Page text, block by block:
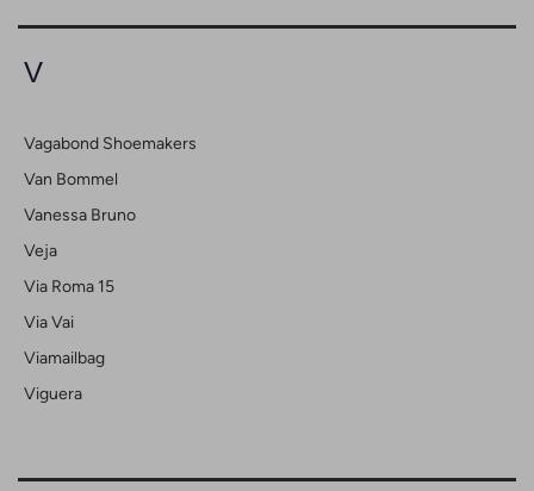
V
Vagabond Shoemakers
Van Bommel
Vanessa Bruno
Veja
Via Roma 15
Via Vai
Viamailbag
Viguera